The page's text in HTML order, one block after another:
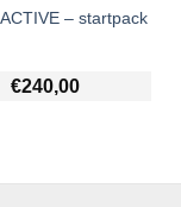
– startpack
€240,00